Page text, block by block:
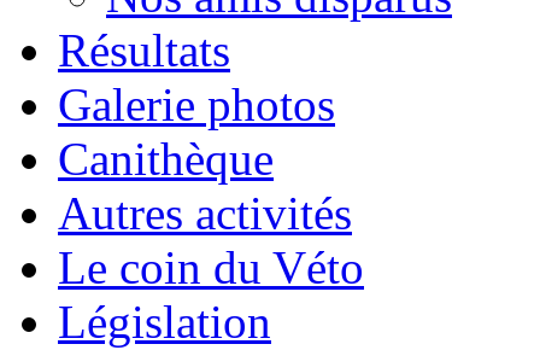
Résultats
Galerie photos
Canithèque
Autres activités
Le coin du Véto
Législation